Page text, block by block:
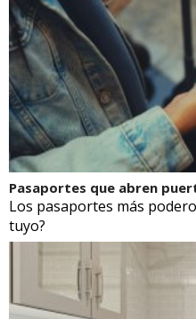
Pasaportes que abren
Los pasaportes más
tuyo?